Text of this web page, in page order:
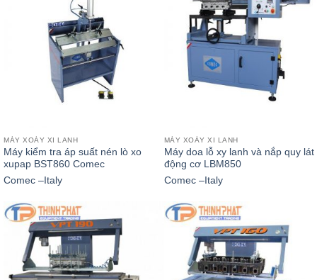
MÁY XOÁY XI LANH
Máy kiểm tra áp suất nén lò xo
xupap BST860 Comec
Comec –Italy
MÁY XOÁY XI LANH
Máy doa lỗ xy lanh và nắp quy lát
động cơ LBM850
Comec –Italy